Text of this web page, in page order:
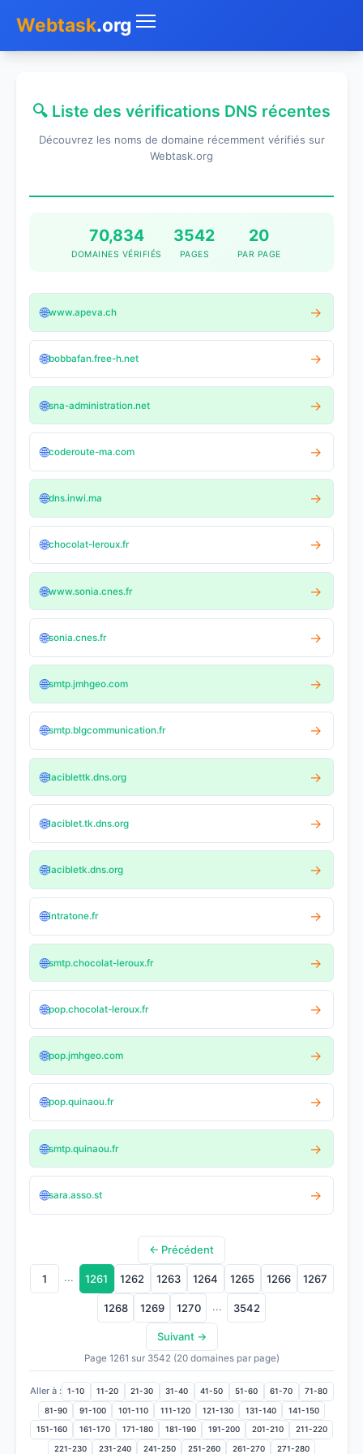
Webtask.org
Whois
SMS Gratuit
🔍 Liste des vérifications DNS récentes
Découvrez les noms de domaine récemment vérifiés sur
Webtask.org
70,834
DOMAINES VÉRIFIÉS
3542
PAGES
20
PAR PAGE
🌐www.apeva.ch →
🌐bobbafan.free-h.net →
🌐sna-administration.net →
🌐coderoute-ma.com →
🌐dns.inwi.ma →
🌐chocolat-leroux.fr →
🌐www.sonia.cnes.fr →
🌐sonia.cnes.fr →
🌐smtp.jmhgeo.com →
🌐smtp.blgcommunication.fr →
🌐laciblettk.dns.org →
🌐laciblet.tk.dns.org →
🌐lacibletk.dns.org →
🌐intratone.fr →
🌐smtp.chocolat-leroux.fr →
🌐pop.chocolat-leroux.fr →
🌐pop.jmhgeo.com →
🌐pop.quinaou.fr →
🌐smtp.quinaou.fr →
🌐sara.asso.st →
← Précédent
1 ... 1261 1262 1263 1264 1265 1266 1267
1268 1269 1270 ... 3542
Suivant →
Page 1261 sur 3542 (20 domaines par page)
Aller à : 1-10 11-20 21-30 31-40 41-50 51-60 61-70 71-80
81-90 91-100 101-110 111-120 121-130 131-140 141-150
151-160 161-170 171-180 181-190 191-200 201-210 211-220
221-230 231-240 241-250 251-260 261-270 271-280